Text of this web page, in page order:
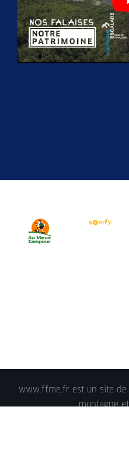
www.ffme.fr est un site
montagne